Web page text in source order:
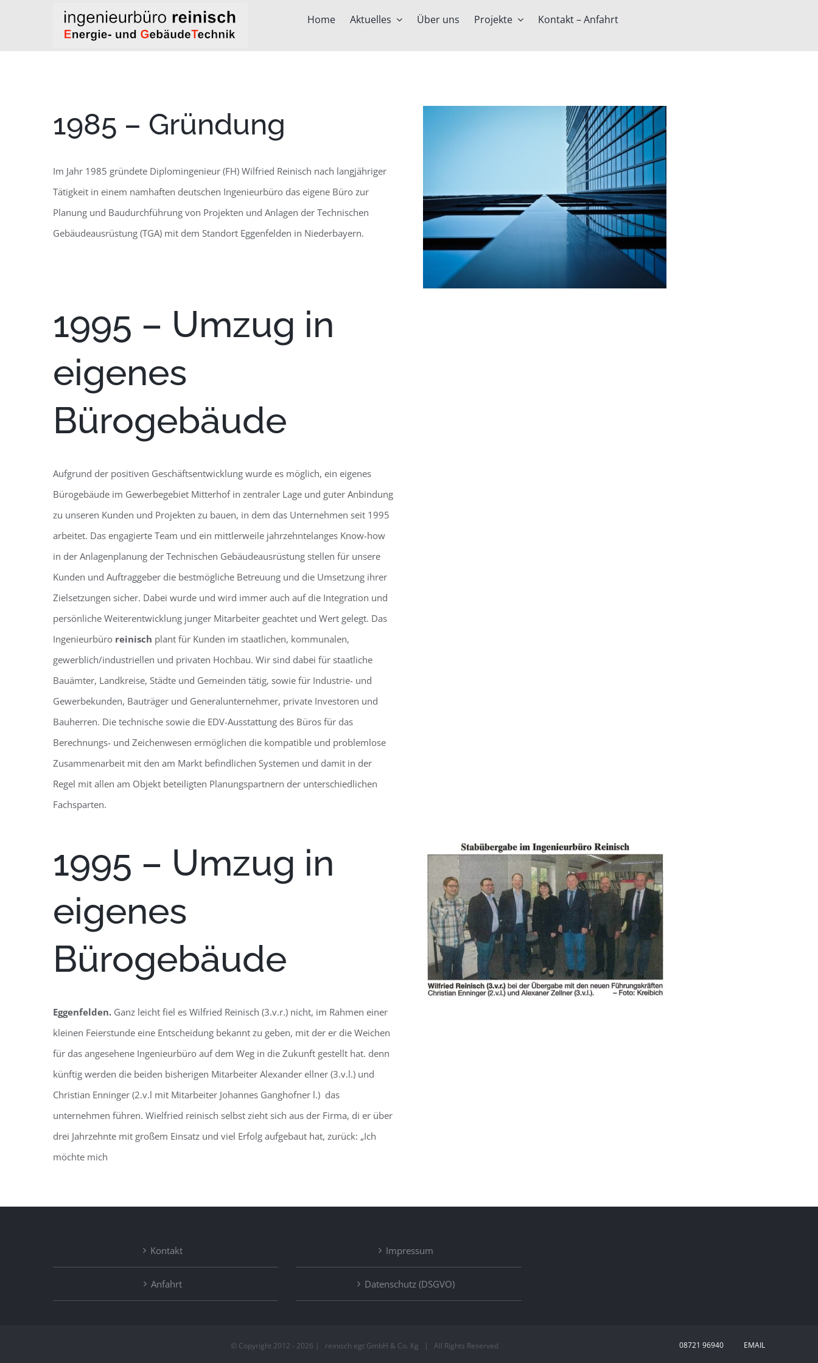
Home Aktuelles Über uns Projekte Kontakt – Anfahrt
1985 – Gründung
Im Jahr 1985 gründete Diplomingenieur (FH) Wilfried Reinisch nach langjähriger
Tätigkeit in einem namhaften deutschen Ingenieurbüro das eigene Büro zur
Planung und Baudurchführung von Projekten und Anlagen der Technischen
Gebäudeausrüstung (TGA) mit dem Standort Eggenfelden in Niederbayern.
1995 – Umzug in
eigenes
Bürogebäude
Aufgrund der positiven Geschäftsentwicklung wurde es möglich, ein eigenes
Bürogebäude im Gewerbegebiet Mitterhof in zentraler Lage und guter Anbindung
zu unseren Kunden und Projekten zu bauen, in dem das Unternehmen seit 1995
arbeitet. Das engagierte Team und ein mittlerweile jahrzehntelanges Know-how
in der Anlagenplanung der Technischen Gebäudeausrüstung stellen für unsere
Kunden und Auftraggeber die bestmögliche Betreuung und die Umsetzung ihrer
Zielsetzungen sicher. Dabei wurde und wird immer auch auf die Integration und
persönliche Weiterentwicklung junger Mitarbeiter geachtet und Wert gelegt. Das
Ingenieurbüro reinisch plant für Kunden im staatlichen, kommunalen,
gewerblich/industriellen und privaten Hochbau. Wir sind dabei für staatliche
Bauämter, Landkreise, Städte und Gemeinden tätig, sowie für Industrie- und
Gewerbekunden, Bauträger und Generalunternehmer, private Investoren und
Bauherren. Die technische sowie die EDV-Ausstattung des Büros für das
Berechnungs- und Zeichenwesen ermöglichen die kompatible und problemlose
Zusammenarbeit mit den am Markt befindlichen Systemen und damit in der
Regel mit allen am Objekt beteiligten Planungspartnern der unterschiedlichen
Fachsparten.
1995 – Umzug in
eigenes
Bürogebäude
Eggenfelden.Ganz leicht fiel es Wilfried Reinisch (3.v.r.) nicht, im Rahmen einer
kleinen Feierstunde eine Entscheidung bekannt zu geben, mit der er die Weichen
für das angesehene Ingenieurbüro auf dem Weg in die Zukunft gestellt hat. denn
künftig werden die beiden bisherigen Mitarbeiter Alexander ellner (3.v.l.) und
Christian Enninger (2.v.l mit Mitarbeiter Johannes Ganghofner l.) das
unternehmen führen. Wielfried reinisch selbst zieht sich aus der Firma, di er über
drei Jahrzehnte mit großem Einsatz und viel Erfolg aufgebaut hat, zurück: „Ich
möchte mich
Kontakt
Anfahrt
Impressum
Datenschutz (DSGVO)
© Copyright 2012 - 2026 | reinisch egt GmbH & Co. Kg | All Rights Reserved 08721 96940 EMAIL